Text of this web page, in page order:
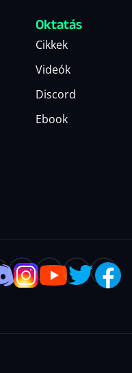
Oktatás
Cikkek
Videók
Discord
Ebook